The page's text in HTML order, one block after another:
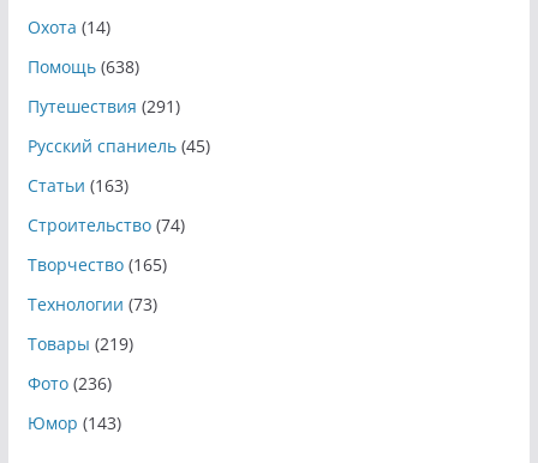
Охота (14)
Помощь(638)
Путешествия (291)
Русский спаниель(45)
Статьи (163)
Строительство(74)
Творчество(165)
Технологии (73)
Товары (219)
Фото(236)
Юмор (143)